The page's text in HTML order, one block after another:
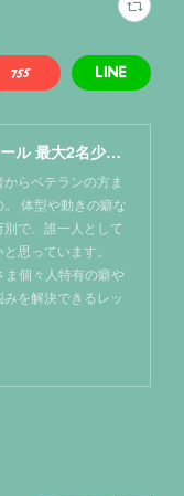
大阪府堺市ゴルフスクール 最大2名少人数レッスン NAOKIゴルフ塾
らベテランの方ま
体型や動きの癖な
で、誰一人として
思っています。
ま個々人特有の癖や
を解決できるレッ